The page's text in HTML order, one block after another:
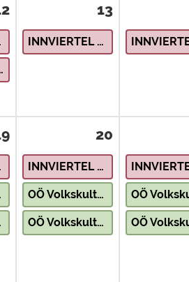
13
INNVIERTEL – Natur & Landschaft
20
INNVIERTEL – Natur & Landschaft
OÖ Volkskultur erleben – Krippenbaukurs
OÖ Volkskultur erleben – Wie die Kelten